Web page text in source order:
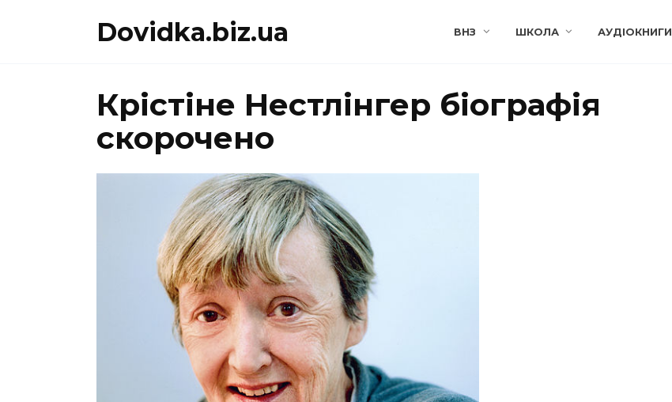
Dovidka.biz.ua ВНЗ ШКОЛА АУДІОКНИГИ
Крістіне Нестлінгер біографія
скорочено